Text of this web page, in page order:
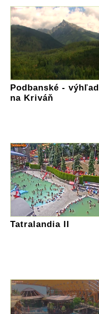
Podbanské - výhľad
na Kriváň
Tatralandia II